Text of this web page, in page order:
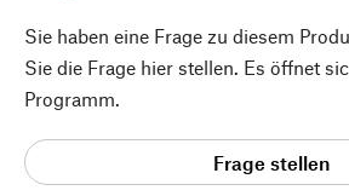
Sie haben eine Frage zu diesem
Sie die Frage hier stellen. Es öffnet
Programm.
Frage stellen